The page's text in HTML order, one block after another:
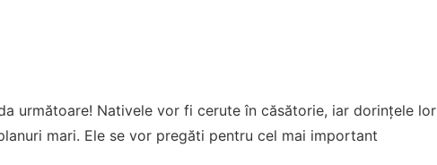
următoare! Nativele vor fi cerute în căsătorie, iar dorințele lor
mari. Ele se vor pregăti pentru cel mai important